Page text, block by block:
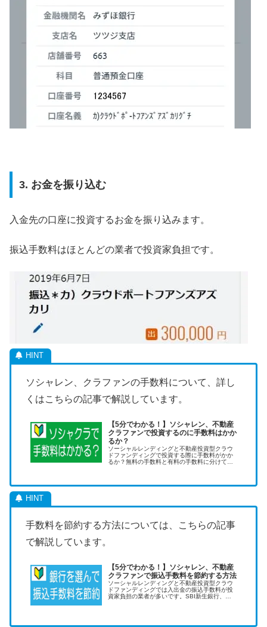
3. お金を振り込む
入金先の口座に投資するお金を振り込みます。
振込手数料はほとんどの業者で投資家負担です。
ソシャレン、クラファンの手数料について、詳し
くはこちらの記事で解説しています。
【5分でわかる！】ソシャレン、不動産
クラファンで投資するのに手数料はかか
るか？
ソーシャルレンディングと不動産投資型クラウ
ドファンディングで投資する際に手数料がかか
るか？無料の手数料と有料の手数料に分けてリ
手数料を節約する方法については、こちらの記事
で解説しています。
【5分でわかる！】ソシャレン、不動産
クラファンで振込手数料を節約する方法
ソーシャルレンディングと不動産投資型クラウ
ドファンディングでは入出金の振込手数料が投
資家負担の業者が多いです。SBI新生銀行、住